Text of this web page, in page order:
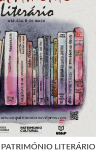
PATRIMÓNIO LITERÁRIO